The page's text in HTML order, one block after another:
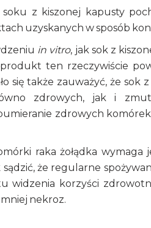
z kiszonej kapusty
uzyskanych w sposób
in vitro, jak sok z
produkt ten rzeczywiście
się także zauważyć, że
zdrowych, jak i
zdrowych
raka żołądka wymaga
że regularne
widzenia korzyści
nekroz.